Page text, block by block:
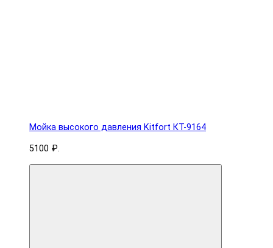
Мойка высокого давления Kitfort КТ-9164
5100 ₽.